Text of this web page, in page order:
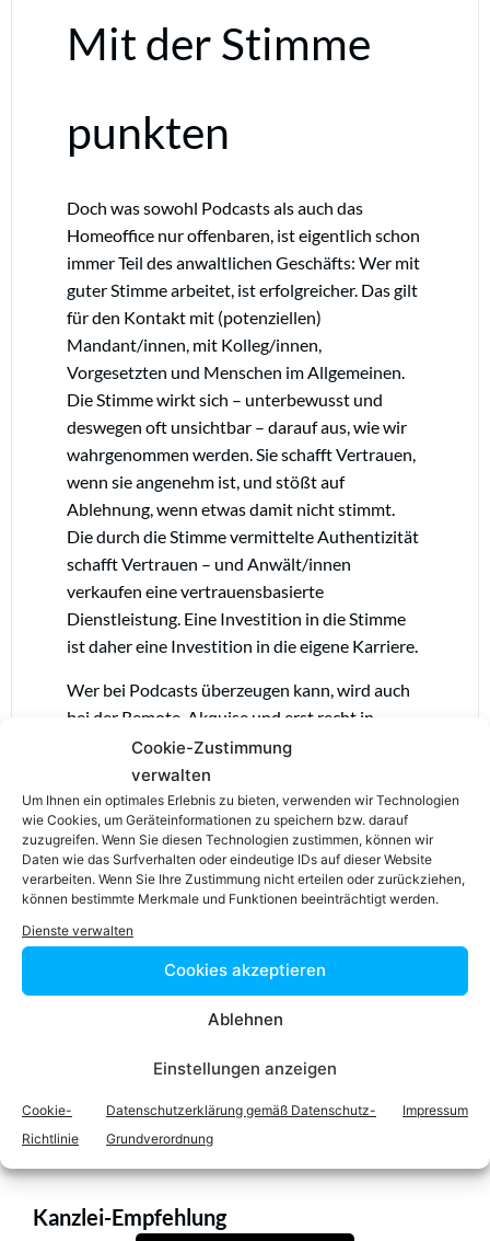
Cookie-Zustimmung
verwalten
Um Ihnen ein optimales Erlebnis zu bieten, verwenden wir Technologien
wie Cookies, um Geräteinformationen zu speichern bzw. darauf
zuzugreifen. Wenn Sie diesen Technologien zustimmen, können wir
Daten wie das Surfverhalten oder eindeutige IDs auf dieser Website
verarbeiten. Wenn Sie Ihre Zustimmung nicht erteilen oder zurückziehen,
können bestimmte Merkmale und Funktionen beeinträchtigt werden.
Dienste verwalten
Cookies akzeptieren
Ablehnen
Einstellungen anzeigen
Cookie-
Richtlinie
Datenschutzerklärung gemäß Datenschutz-
Grundverordnung
Impressum
Mit der Stimme
punkten
Doch was sowohl Podcasts als auch das
Homeoffice nur offenbaren, ist eigentlich schon
immer Teil des anwaltlichen Geschäfts: Wer mit
guter Stimme arbeitet, ist erfolgreicher. Das gilt
für den Kontakt mit (potenziellen)
Mandant/innen, mit Kolleg/innen,
Vorgesetzten und Menschen im Allgemeinen.
Die Stimme wirkt sich – unterbewusst und
deswegen oft unsichtbar – darauf aus, wie wir
wahrgenommen werden. Sie schafft Vertrauen,
wenn sie angenehm ist, und stößt auf
Ablehnung, wenn etwas damit nicht stimmt.
Die durch die Stimme vermittelte Authentizität
schafft Vertrauen – und Anwält/innen
verkaufen eine vertrauensbasierte
Dienstleistung. Eine Investition in die Stimme
ist daher eine Investition in die eigene Karriere.
Wer bei Podcasts überzeugen kann, wird auch
bei der Remote-Akquise und erst recht in
Präsenz erfolgreich sein.
Gastbeitrag
Über die Autorin: Ute Bolz-Fischer M.A. ist
Stimmcoach, Sängerin und Musikwissenschaftlerin.
Juristen (www.law-and-voice.de)hat sie ein speziell
auf die Bedürfnisse von Juristinnen und Juristen
abgestimmtes Stimmtraining entwickelt.
Kanzlei-Empfehlung